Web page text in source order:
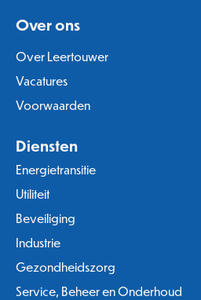
Over ons
Over Leertouwer
Vacatures
Voorwaarden
Diensten
Energietransitie
Utiliteit
Beveiliging
Industrie
Gezondheidszorg
Service, Beheer en Onderhoud